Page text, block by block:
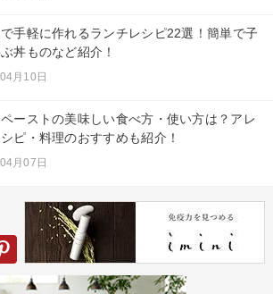
手軽に作れるランチレシピ22選！簡単で子
丼ものなど紹介！
月10日
ーストの美味しい食べ方・使い方は？アレ
ピ・料理のおすすめも紹介！
月07日